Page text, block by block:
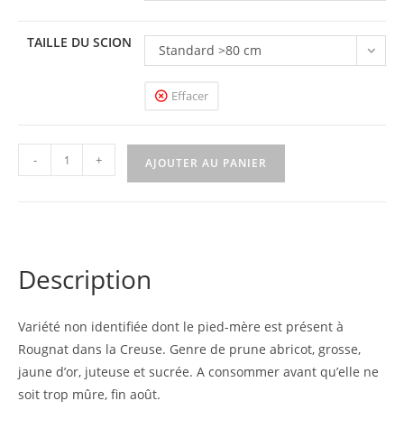
TAILLE DU SCION Standard >80 cm
Effacer
quantité
de
Soup
- + AJOUTER AU PANIER
Description
Variété non identifiée dont le pied-mère est présent à
Rougnat dans la Creuse. Genre de prune abricot, grosse,
jaune d’or, juteuse et sucrée. A consommer avant qu’elle ne
soit trop mûre, fin août.